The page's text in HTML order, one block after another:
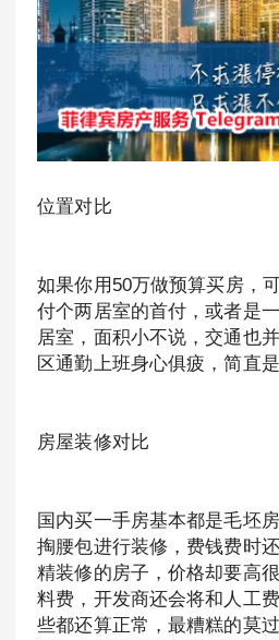
位置对比
如果你用50万做预算买房，
付个两居室的首付，或者是
居室，面积小不说，交通也
区通勤上班身心俱疲，简直是
房屋装修对比
国内买一手房基本都是毛坯
掏腰包进行装修，费钱费时
精装修的房子，价格却要高
料费，开发商还会将和人工
些都还算正常，最糟糕的莫